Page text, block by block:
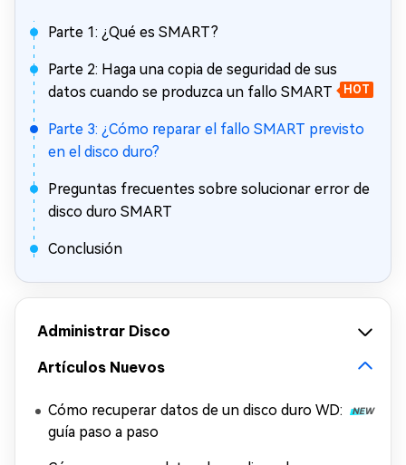
Parte 1: ¿Qué es SMART?
Parte 2: Haga una copia de seguridad de sus
datos cuando se produzca un fallo SMART
HOT
Parte 3: ¿Cómo reparar el fallo SMART previsto
en el disco duro?
Preguntas frecuentes sobre solucionar error de
disco duro SMART
Conclusión
Administrar Disco
Artículos Nuevos
Cómo recuperar datos de un disco duro WD:
guía paso a paso